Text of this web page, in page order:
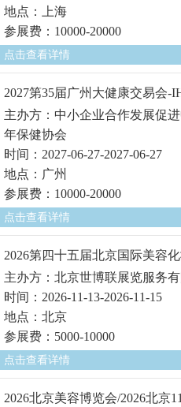
地点：上海
参展费：10000-20000
点击查看详情
2027第35届广州大健康交易会-
主办方：中小企业合作发展促
年保健协会
时间：2027-06-27-2027-06-27
地点：广州
参展费：10000-20000
点击查看详情
2026第四十五届北京国际美容
主办方：北京世博联展览服务有
时间：2026-11-13-2026-11-15
地点：北京
参展费：5000-10000
点击查看详情
2026北京美容博览会/2026北京